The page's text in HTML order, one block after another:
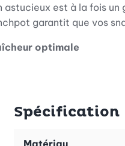
est à la fois
garantit que vos
optimale
Spécification
Matériau